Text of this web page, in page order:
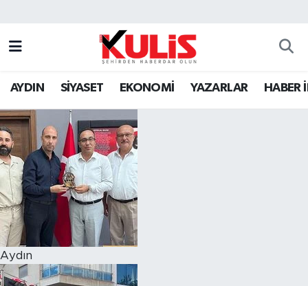
AYDIN SİYASET EKONOMİ YAZARLAR HABER
Aydın